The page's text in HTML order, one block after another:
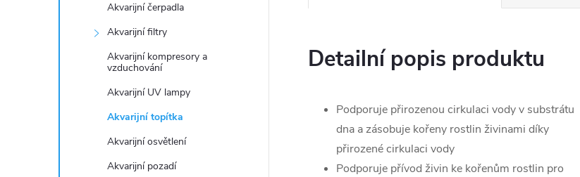
Akvarijní čerpadla
Akvarijní filtry
Akvarijní kompresory a
vzduchování
Akvarijní UV lampy
Akvarijní topítka
Akvarijní osvětlení
Akvarijní pozadí
Detailní popis produktu
Podporuje přirozenou cirkulaci vody v substrátu
dna a zásobuje kořeny rostlin živinami díky
přirozené cirkulaci vody
Podporuje přívod živin ke kořenům rostlin pro